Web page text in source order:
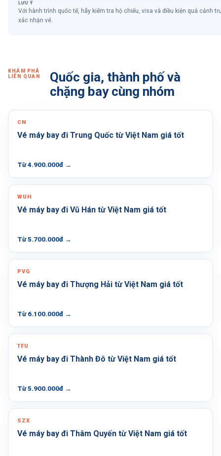
LƯU Ý
Với hành trình quốc tế, hãy kiểm tra hộ chiếu, visa và điều kiện quá cảnh
xác nhận vé.
KHÁM PHÁ
LIÊN QUAN
Quốc gia, thành phố và
chặng bay cùng nhóm
CN
Vé máy bay đi Trung Quốc từ Việt Nam giá tốt
Từ 4.900.000đ →
WUH
Vé máy bay đi Vũ Hán từ Việt Nam giá tốt
Từ 5.700.000đ →
PVG
Vé máy bay đi Thượng Hải từ Việt Nam giá tốt
Từ 6.100.000đ →
TFU
Vé máy bay đi Thành Đô từ Việt Nam giá tốt
Từ 5.900.000đ →
SZX
Vé máy bay đi Thâm Quyến từ Việt Nam giá tốt